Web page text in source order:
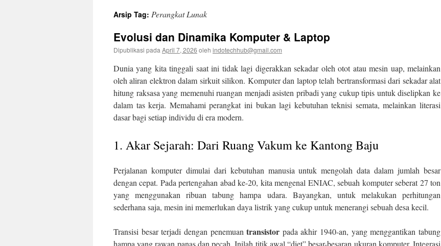
Arsip Tag: Perangkat Lunak
Evolusi dan Dinamika Komputer & Laptop
Dipublikasi pada April 7, 2026 oleh indotechhub@gmail.com
Dunia yang kita tinggali saat ini tidak lagi digerakkan sekadar oleh otot atau mesin uap, melainkan
oleh aliran elektron dalam sirkuit silikon. Komputer dan laptop telah bertransformasi dari sekadar alat
hitung raksasa yang memenuhi ruangan menjadi asisten pribadi yang cukup tipis untuk diselipkan ke
dalam tas kerja. Memahami perangkat ini bukan lagi kebutuhan teknisi semata, melainkan literasi
dasar bagi setiap individu di era modern.
1. Akar Sejarah: Dari Ruang Vakum ke Kantong Baju
Perjalanan komputer dimulai dari kebutuhan manusia untuk mengolah data dalam jumlah besar
dengan cepat. Pada pertengahan abad ke-20, kita mengenal ENIAC, sebuah komputer seberat 27 ton
yang menggunakan ribuan tabung hampa udara. Bayangkan, untuk melakukan perhitungan
sederhana saja, mesin ini memerlukan daya listrik yang cukup untuk menerangi sebuah desa kecil.
Transisi besar terjadi dengan penemuantransistor pada akhir 1940-an, yang menggantikan tabung
hampa yang rawan panas dan pecah. Inilah titik awal “diet” besar-besaran ukuran komputer. Integrasi